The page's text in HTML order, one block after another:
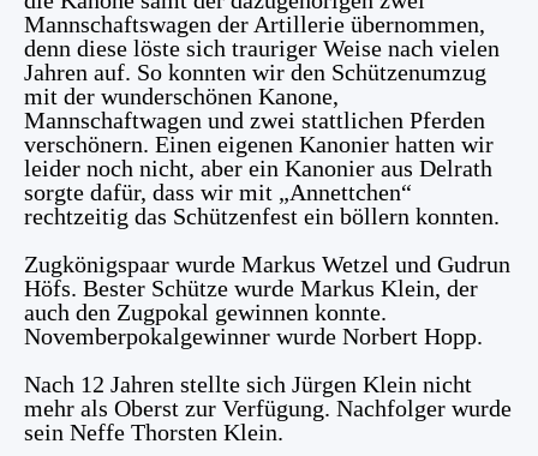
Mannschaftswagen der Artillerie übernommen,
denn diese löste sich trauriger Weise nach vielen
Jahren auf. So konnten wir den Schützenumzug
mit der wunderschönen Kanone,
Mannschaftwagen und zwei stattlichen Pferden
verschönern. Einen eigenen Kanonier hatten wir
leider noch nicht, aber ein Kanonier aus Delrath
sorgte dafür, dass wir mit „Annettchen“
rechtzeitig das Schützenfest ein böllern konnten.
Zugkönigspaar wurde Markus Wetzel und Gudrun
Höfs. Bester Schütze wurde Markus Klein, der
auch den Zugpokal gewinnen konnte.
Novemberpokalgewinner wurde Norbert Hopp.
Nach 12 Jahren stellte sich Jürgen Klein nicht
mehr als Oberst zur Verfügung. Nachfolger wurde
sein Neffe Thorsten Klein.